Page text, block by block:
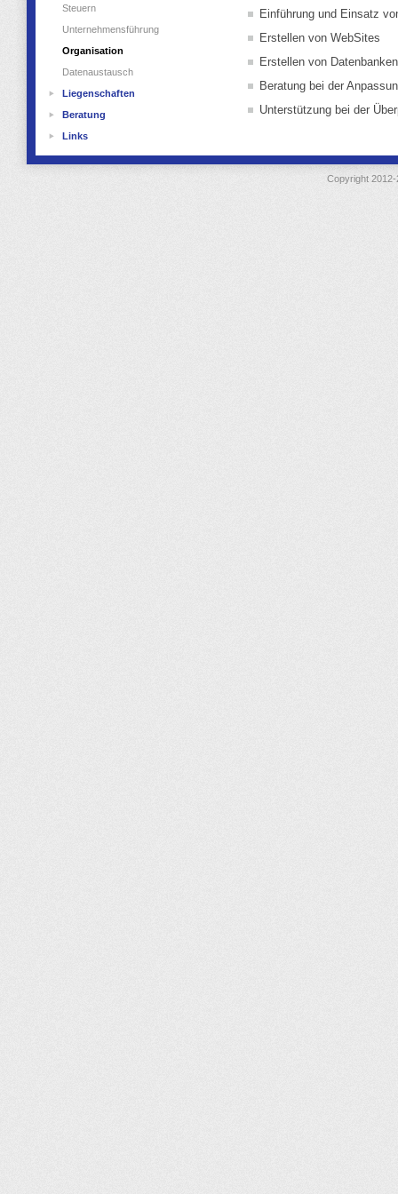
Steuern
Unternehmensführung
Organisation
Datenaustausch
Liegenschaften
Gebäudesicherheit
Kauf und Verkauf
Verwaltung
Beratung
Personalbereich
Karriereplanung
Links
Einführung und Einsatz
Erstellen von WebSites
Erstellen von Datenbanken
Beratung bei der
Unterstützung bei der
Copyright